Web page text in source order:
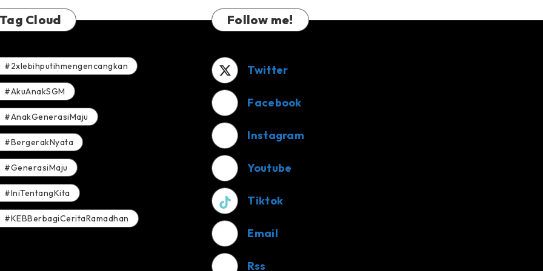
Tag Cloud
#2xlebihputihmengencangkan
#AkuAnakSGM
#AnakGenerasiMaju
#BergerakNyata
#GenerasiMaju
#IniTentangKita
#KEBBerbagiCeritaRamadhan
Follow me!
Twitter
Facebook
Instagram
Youtube
Tiktok
Email
Rss